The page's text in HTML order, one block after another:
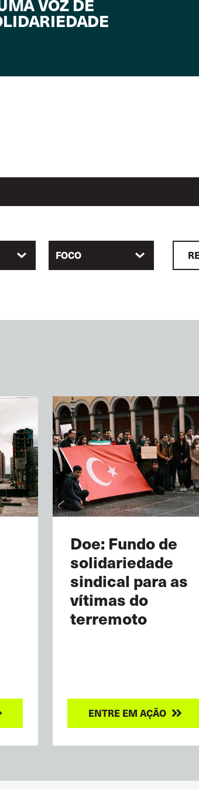
FOCO
Doe: Fundo de
solidariedade
sindical para as
vítimas do
terremoto
ENTRE EM AÇÃO